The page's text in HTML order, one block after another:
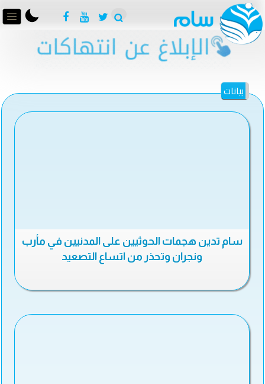
بيانات
سام تدين هجمات الحوثيين على المدنيين في مأرب
ونجران وتحذر من اتساع التصعيد